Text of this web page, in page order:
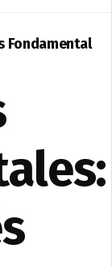
Fondamental